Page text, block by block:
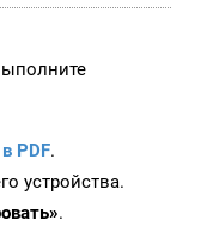
PDF.
устройства.
.